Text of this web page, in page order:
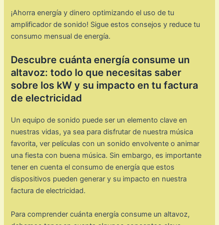
¡Ahorra energía y dinero optimizando el uso de tu
amplificador de sonido! Sigue estos consejos y reduce tu
consumo mensual de energía.
Descubre cuánta energía consume un
altavoz: todo lo que necesitas saber
sobre los kW y su impacto en tu factura
de electricidad
Un equipo de sonido puede ser un elemento clave en
nuestras vidas, ya sea para disfrutar de nuestra música
favorita, ver películas con un sonido envolvente o animar
una fiesta con buena música. Sin embargo, es importante
tener en cuenta el consumo de energía que estos
dispositivos pueden generar y su impacto en nuestra
factura de electricidad.
Para comprender cuánta energía consume un altavoz,